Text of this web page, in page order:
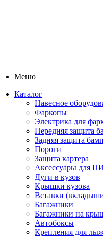
Меню
Каталог
Навесное
Фаркопы
Электрика для
Передняя защита
Задняя защита
Пороги
Защита картера
Аксессуары для
Дуги в кузов
Крышки кузова
Вставки
Багажники
Багажники на
Автобоксы
Крепления для